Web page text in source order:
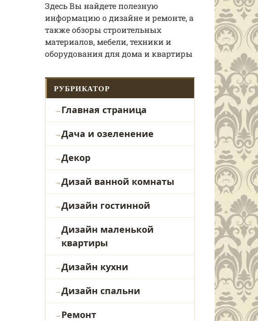
Здесь Вы найдете полезную
информацию о дизайне и ремонте, а
также обзоры строительных
материалов, мебели, техники и
оборудования для дома и квартиры
РУБРИКАТОР
Главная страница
Дача и озеленение
Декор
Дизай ванной комнаты
Дизайн гостинной
Дизайн маленькой
квартиры
Дизайн кухни
Дизайн спальни
Ремонт